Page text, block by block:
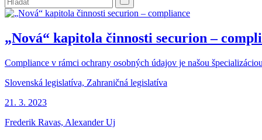
„Nová“ kapitola činnosti securion –
Compliance v rámci ochrany osobných údajov je našou
Slovenská legislatíva, Zahraničná legislatíva
21. 3. 2023
Frederik Ravas, Alexander Uj